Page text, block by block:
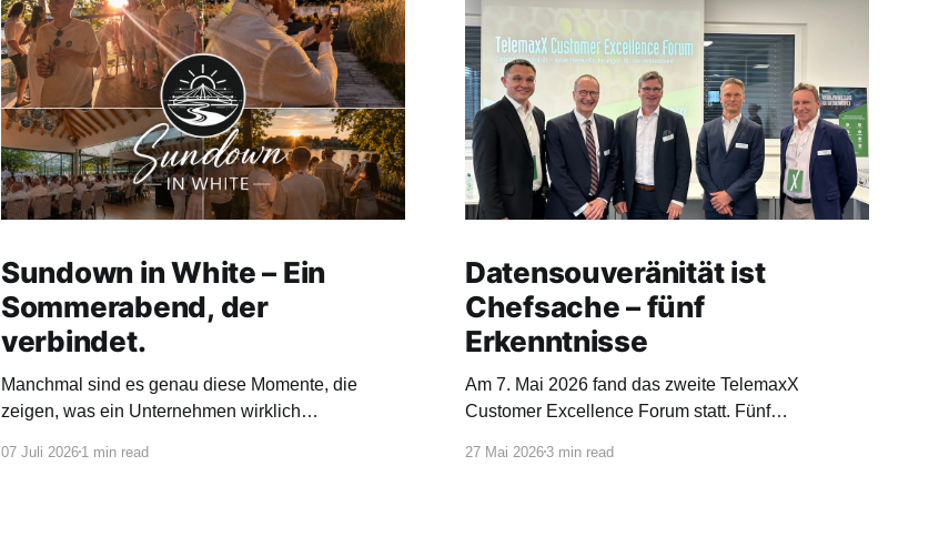
Sundown in White – Ein
Sommerabend, der
verbindet.
Manchmal sind es genau diese Momente, die
zeigen, was ein Unternehmen wirklich
07 Juli 20261 min read
Datensouveränität ist
Chefsache – fünf
Erkenntnisse
Am 7. Mai 2026 fand das zweite TelemaxX
Customer Excellence Forum statt. Fünf
27 Mai 20263 min read